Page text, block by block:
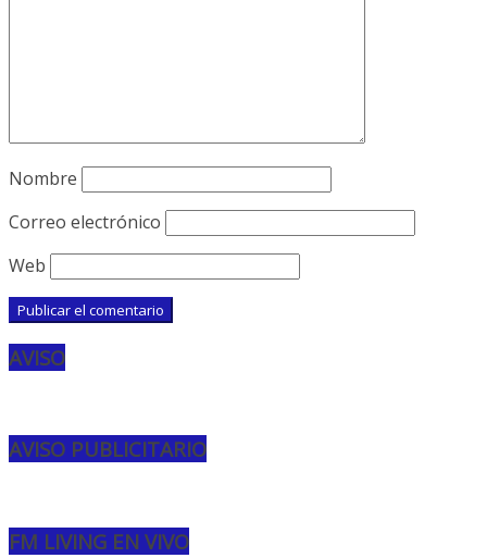
Nombre
Correo electrónico
Web
AVISO
AVISO PUBLICITARIO
FM LIVING EN VIVO